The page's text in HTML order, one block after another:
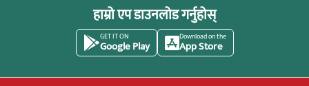
हाम्रो एप डाउनलोड गर्नुहोस्
GET IT ON
Google Play
Download on the
App Store